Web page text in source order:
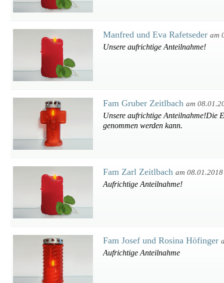
Manfred und Eva Rafetseder am
Unsere aufrichtige Anteilnahme!
Fam Gruber Zeitlbach am
Unsere aufrichtige Anteilnahme!Die
genommen werden kann.
Fam Zarl Zeitlbach am 08.01.2018
Aufrichtige Anteilnahme!
Fam Josef und Rosina Höfinger
Aufrichtige Anteilnahme